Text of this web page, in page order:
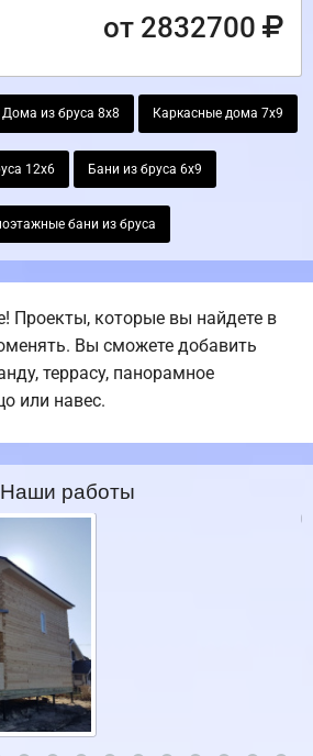
от 2832700
Дома из бруса 8х8 Каркасные дома 7х9
12х6 Бани из бруса 6х9
бани из бруса
Проекты, которые вы найдете в
Вы сможете добавить
террасу, панорамное
или навес.
Наши работы